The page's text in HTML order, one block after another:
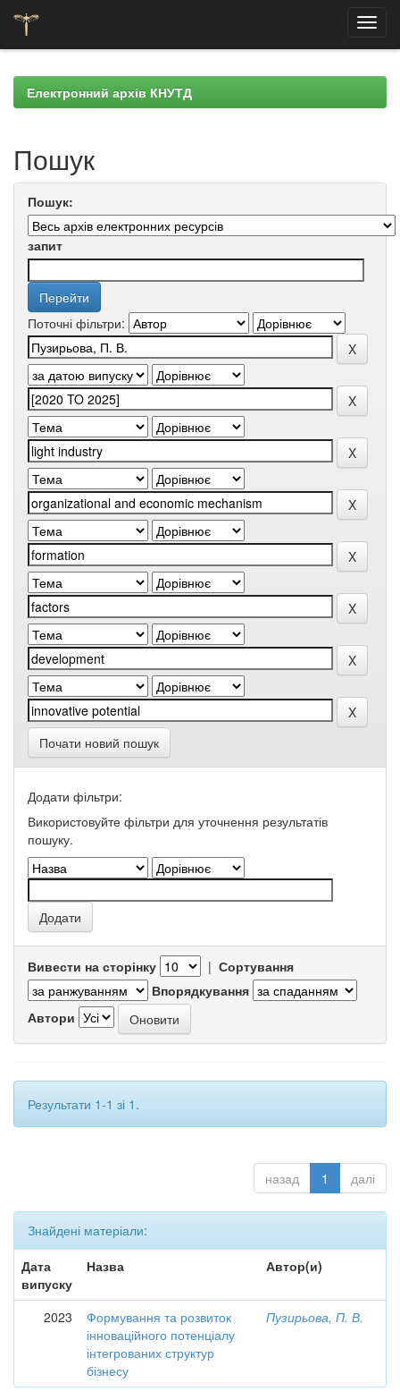
navigationЕлектронний архів КНУТД
Пошук
Пошук:
запит
Поточні фільтри:
Почати новий пошук
Додати фільтри:
Використовуйте фільтри для уточнення результатів
пошуку.
Вивести на сторінку | Сортування
Впорядкування
Автори
Результати 1-1 зі 1.
назад 1 далі
Знайдені матеріали:
Дата
випуску
Назва Автор(и)
2023
Формування та розвиток
інноваційного потенціалу
інтегрованих структур
бізнесу
Пузирьова, П. В.